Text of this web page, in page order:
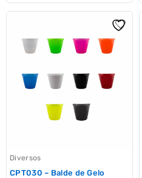
Diversos
CPT030 – Balde de Gelo